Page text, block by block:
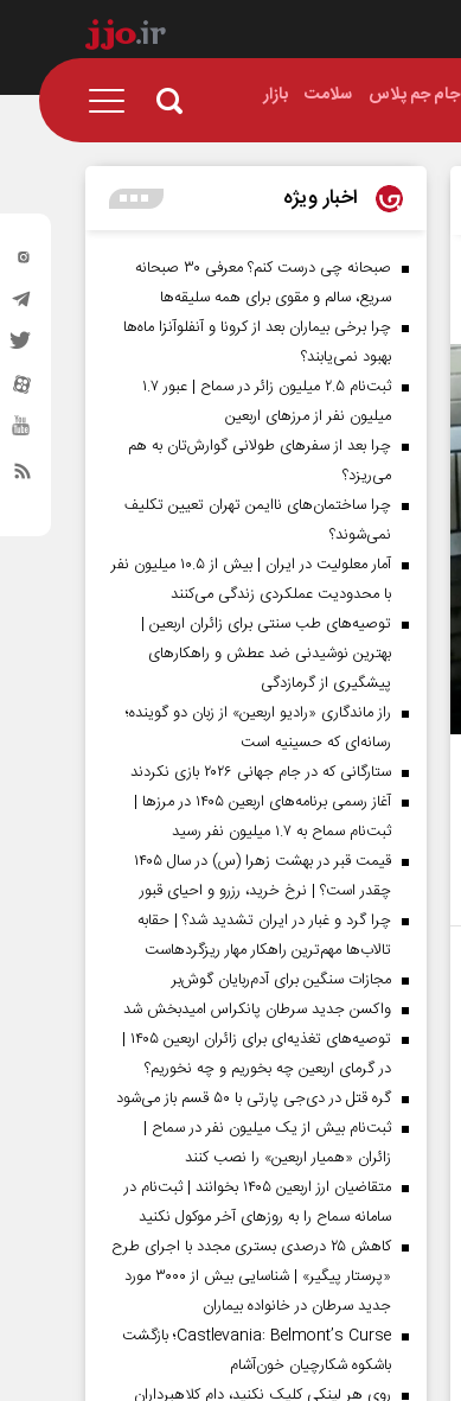
جام جم پلاس سلامت بازار
اخبار ویژه
صبحانه چی درست کنم؟ معرفی ۳۰ صبحانه
سریع، سالم و مقوی برای همه سلیقه‌ها
چرا برخی بیماران بعد از کرونا و آنفلوآنزا ماه‌ها
بهبود نمی‌یابند؟
ثبت‌نام ۲.۵ میلیون زائر در سماح | عبور ۱.۷
میلیون نفر از مرز‌های اربعین
چرا بعد از سفرهای طولانی گوارش‌تان به هم
می‌ریزد؟
چرا ساختمان‌های ناایمن تهران تعیین تکلیف
نمی‌شوند؟
آمار معلولیت در ایران | بیش از ۱۰.۵ میلیون نفر
با محدودیت عملکردی زندگی می‌کنند
توصیه‌های طب سنتی برای زائران اربعین |
بهترین نوشیدنی ضد عطش و راهکارهای
پیشگیری از گرمازدگی
راز ماندگاری «رادیو اربعین» از زبان دو گوینده؛
رسانه‌ای که حسینیه است
ستارگانی که در جام جهانی ۲۰۲۶ بازی نکردند
آغاز رسمی برنامه‌های اربعین ۱۴۰۵ در مرز‌ها |
ثبت‌نام سماح به ۱.۷ میلیون نفر رسید
قیمت قبر در بهشت زهرا (س) در سال ۱۴۰۵
چقدر است؟ | نرخ خرید، رزرو و احیای قبور
چرا گرد و غبار در ایران تشدید شد؟ | حقابه
تالاب‌ها مهم‌ترین راهکار مهار ریزگردهاست
مجازات سنگین برای آدم‌ربایان گوش‌بر
واکسن جدید سرطان پانکراس امیدبخش شد
توصیه‌های تغذیه‌ای برای زائران اربعین ۱۴۰۵ |
در گرمای اربعین چه بخوریم و چه نخوریم؟
گره قتل در دی‌جی پارتی با ۵۰ قسم باز می‌شود
ثبت‌نام بیش از یک میلیون نفر در سماح |
زائران «همیار اربعین» را نصب کنند
متقاضیان ارز اربعین ۱۴۰۵ بخوانند | ثبت‌نام در
سامانه سماح را به روز‌های آخر موکول نکنید
کاهش ۲۵ درصدی بستری مجدد با اجرای طرح
«پرستار پیگیر» | شناسایی بیش از ۳۰۰۰ مورد
جدید سرطان در خانواده بیماران
Castlevania: Belmont’s Curse؛ بازگشت
باشکوه شکارچیان خون‌آشام
روی هر لینکی کلیک نکنید، دام کلاهبرداران